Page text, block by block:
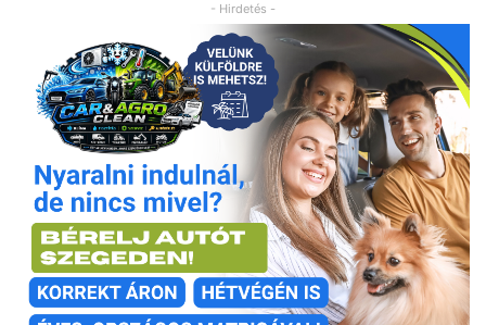
- Hirdetés -